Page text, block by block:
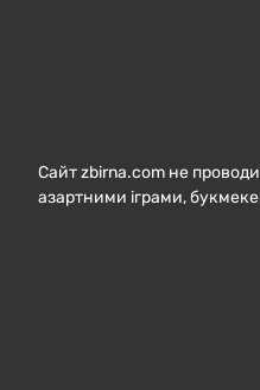
Сайт zbirna.com не
азартними іграми,